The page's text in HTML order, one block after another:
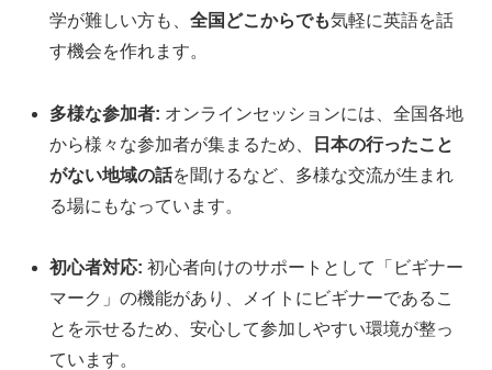
学が難しい方も、全国どこからでも気軽に英語を話
す機会を作れます。
多様な参加者: オンラインセッションには、全国各地
から様々な参加者が集まるため、
日本の行ったこと
がない地域の話を聞けるなど、多様な交流が生まれ
る場にもなっています。
初心者対応: 初心者向けのサポートとして「ビギナー
マーク」の機能があり、メイトにビギナーであるこ
とを示せるため、安心して参加しやすい環境が整っ
ています。